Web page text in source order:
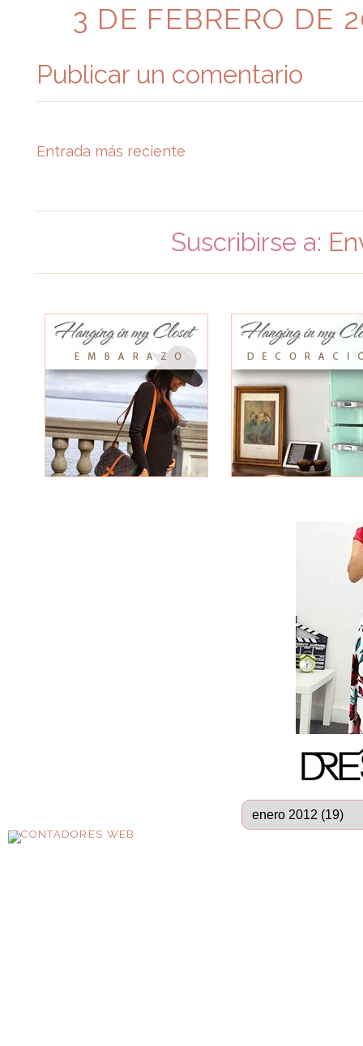
3 DE FEBRERO DE
Publicar un comentario
Entrada más reciente
Suscribirse a: